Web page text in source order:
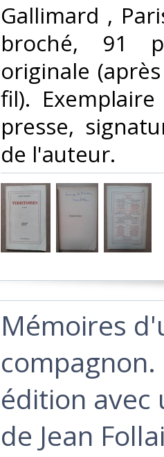
‎Gallimard ,
broché, 91
originale
fil).
presse,
de l'auteur.‎
‎Mémoires
édition avec
de Jean